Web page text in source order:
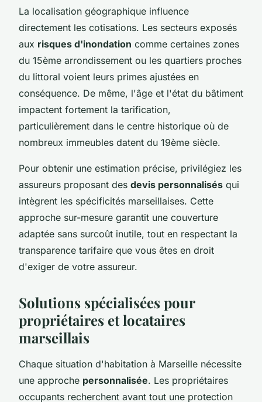
La localisation géographique influence
directement les cotisations. Les secteurs exposés
aux risques d'inondation comme certaines zones
du 15ème arrondissement ou les quartiers proches
du littoral voient leurs primes ajustées en
conséquence. De même, l'âge et l'état du bâtiment
impactent fortement la tarification,
particulièrement dans le centre historique où de
nombreux immeubles datent du 19ème siècle.
Pour obtenir une estimation précise, privilégiez les
assureurs proposant des devis personnalisés qui
intègrent les spécificités marseillaises. Cette
approche sur-mesure garantit une couverture
adaptée sans surcoût inutile, tout en respectant la
transparence tarifaire que vous êtes en droit
d'exiger de votre assureur.
Solutions spécialisées pour
propriétaires et locataires
marseillais
Chaque situation d'habitation à Marseille nécessite
une approche personnalisée. Les propriétaires
occupants recherchent avant tout une protection